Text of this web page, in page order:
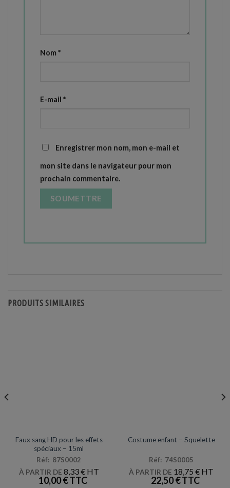
Nom *
E-mail *
Enregistrer mon nom, mon e-mail et
mon site dans le navigateur pour mon
prochain commentaire.
PRODUITS SIMILAIRES
Faux sang HD pour les effets
spéciaux – 15ml
Réf: 87S0002
À PARTIR DE 8,33€
10,00€
Costume enfant – Squelette
Réf: 74S0005
À PARTIR DE 18,75 €
22,50€